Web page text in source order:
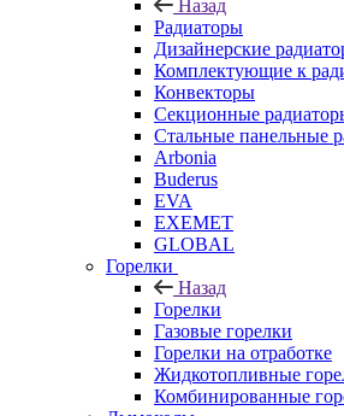
Назад
Радиаторы
Дизайнерские
Комплектующие к
Конвекторы
Секционные
Стальные панельные
Arbonia
Buderus
EVA
EXEMET
GLOBAL
Горелки
Назад
Горелки
Газовые горелки
Горелки на отработке
Жидкотопливные
Комбинированные